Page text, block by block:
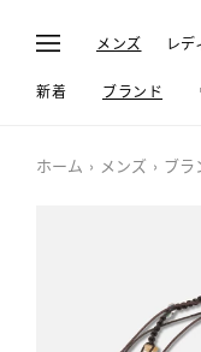
メンズ レデ
新着 ブランド
ホーム メンズ ブラ